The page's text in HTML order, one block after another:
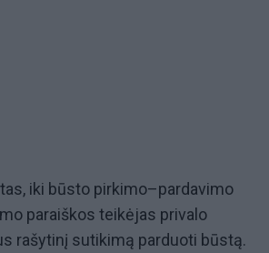
iki būsto pirkimo–pardavimo
paraiškos teikėjas privalo
rašytinį sutikimą parduoti būstą.